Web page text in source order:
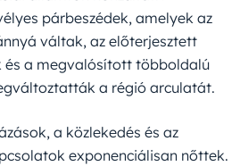
párbeszédek, amelyek az
váltak, az előterjesztett
és a megvalósított többoldalú
a régió arculatát.
a közlekedés és az
exponenciálisan nőttek.